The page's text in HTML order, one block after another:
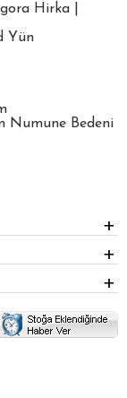
Hirka |
Yün
Numune Bedeni